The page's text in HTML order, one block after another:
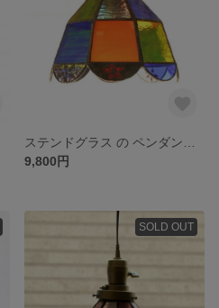
9,800円
SOLD OUT